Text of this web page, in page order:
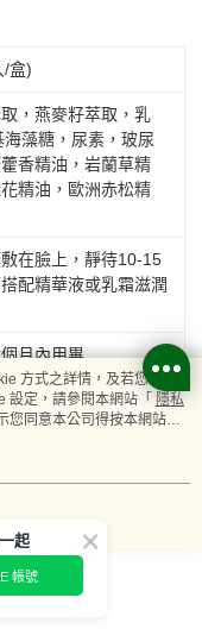
/盒)
，燕麥籽萃取，乳
藻糖，尿素，玻尿
香精油，岩蘭草精
精油，歐洲赤松精
在臉上，靜待10-15
配精華液或乳霜滋潤
月內用畢
射或潮濕
方式之詳情，及若您不希
設定，請參閱本網站「 隱私
您同意本公司得按本網站使
起
帳號